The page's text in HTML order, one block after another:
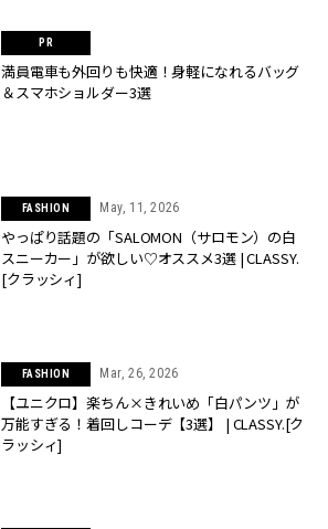
満員電車も外回りも快適！身軽になれるバッグ
＆スマホショルダー3選
FASHION May, 11, 2026
やっぱり話題の「SALOMON（サロモン）の白
スニーカー」が欲しい♡オススメ3選 | CLASSY.
[クラッシィ]
FASHION Mar, 26, 2026
【ユニクロ】楽ちん×きれいめ「白パンツ」が
万能すぎる！着回しコーデ【3選】 | CLASSY.[ク
ラッシィ]